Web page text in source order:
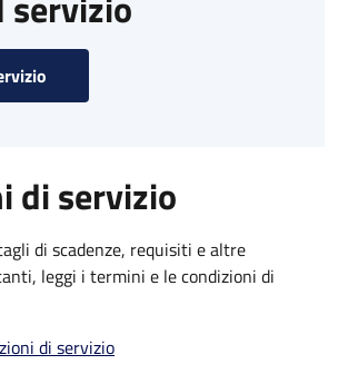
di servizio
di scadenze, requisiti e altre
leggi i termini e le condizioni di
di servizio